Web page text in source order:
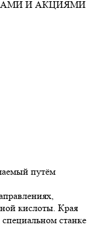
И АКЦИЯМИ
путём
кислоты. Края
станке